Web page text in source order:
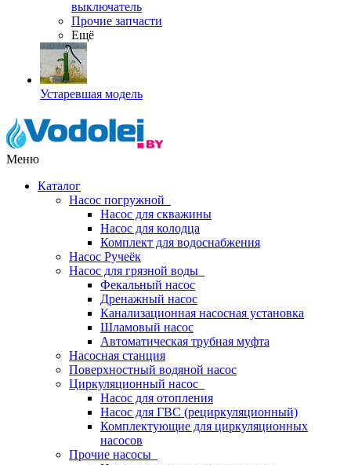
выключатель
Прочие запчасти
Ещё
Устаревшая модель
Меню
Каталог
Насос погружной
Насос для скважины
Насос для колодца
Комплект для водоснабжения
Насос Ручеёк
Насос для грязной воды
Фекальный насос
Дренажный насос
Канализационная насосная установка
Шламовый насос
Автоматическая трубная муфта
Насосная станция
Поверхностный водяной насос
Циркуляционный насос
Насос для отопления
Насос для ГВС (рециркуляционный)
Комплектующие для циркуляционных
насосов
Прочие насосы